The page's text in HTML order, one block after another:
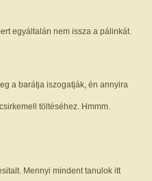
egyáltalán nem issza a pálinkát.
a barátja iszogatják, én annyira
töltéséhez. Hmmm.
Mennyi mindent tanulok itt